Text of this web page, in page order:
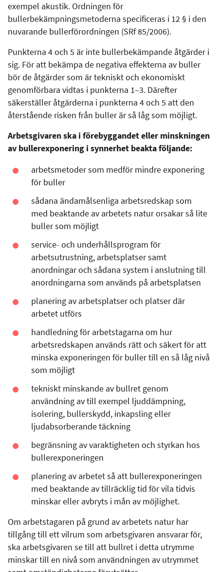
exempel akustik. Ordningen för
bullerbekämpningsmetoderna specificeras i 12 § i den
nuvarande bullerförordningen (SRf 85/2006).
Punkterna 4 och 5 är inte bullerbekämpande åtgärder i
sig. För att bekämpa de negativa effekterna av buller
bör de åtgärder som är tekniskt och ekonomiskt
genomförbara vidtas i punkterna 1–3. Därefter
säkerställer åtgärderna i punkterna 4 och 5 att den
återstående risken från buller är så låg som möjligt.
Arbetsgivaren ska i förebyggandet eller minskningen
av bullerexponering i synnerhet beakta följande:
arbetsmetoder som medför mindre exponering
för buller
sådana ändamålsenliga arbetsredskap som
med beaktande av arbetets natur orsakar så lite
buller som möjligt
service- och underhållsprogram för
arbetsutrustning, arbetsplatser samt
anordningar och sådana system i anslutning till
anordningarna som används på arbetsplatsen
planering av arbetsplatser och platser där
arbetet utförs
handledning för arbetstagarna om hur
arbetsredskapen används rätt och säkert för att
minska exponeringen för buller till en så låg nivå
som möjligt
tekniskt minskande av bullret genom
användning av till exempel ljuddämpning,
isolering, bullerskydd, inkapsling eller
ljudabsorberande täckning
begränsning av varaktigheten och styrkan hos
bullerexponeringen
planering av arbetet så att bullerexponeringen
med beaktande av tillräcklig tid för vila tidvis
minskar eller avbryts i mån av möjlighet.
Om arbetstagaren på grund av arbetets natur har
tillgång till ett vilrum som arbetsgivaren ansvarar för,
ska arbetsgivaren se till att bullret i detta utrymme
minskar till en nivå som användningen av utrymmet